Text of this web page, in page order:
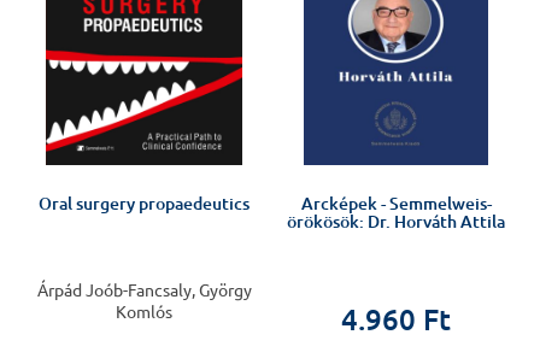
Oral surgery propaedeutics
Árpád Joób-Fancsaly, György
Komlós
Arcképek - Semmelweis-
örökösök: Dr. Horváth Attila
4.960 Ft